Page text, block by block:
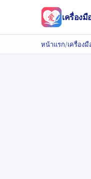
เครื่อง
หน้าแรก/เครื่อง